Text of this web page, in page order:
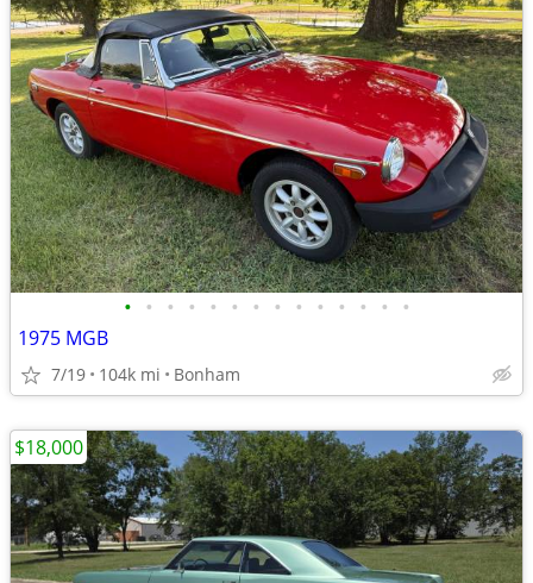
• • • • • • • • • • • • • •
1975 MGB
7/19 104k mi Bonham
$18,000